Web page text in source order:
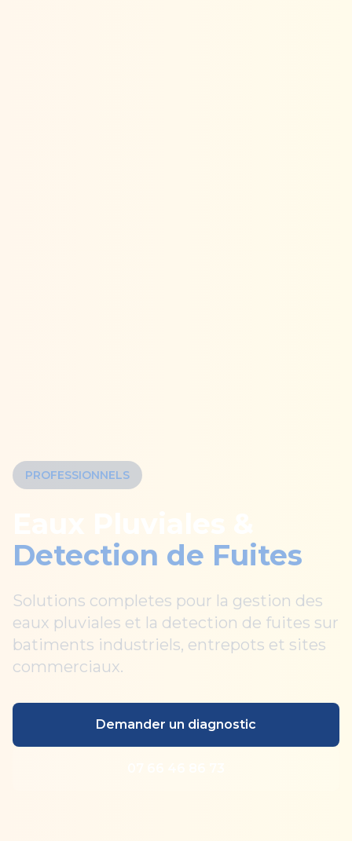
PROFESSIONNELS
Detection de Fuites
Solutions completes pour la gestion des
eaux pluviales et la detection de fuites sur
batiments industriels, entrepots et sites
commerciaux.
Demander un diagnostic